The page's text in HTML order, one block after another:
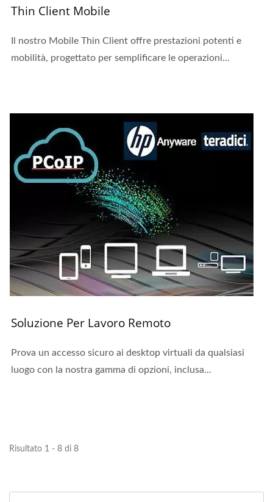
Thin Client Mobile
Il nostro Mobile Thin Client offre prestazioni potenti e
mobilità, progettato per semplificare le operazioni...
Soluzione Per Lavoro Remoto
Prova un accesso sicuro ai desktop virtuali da qualsiasi
luogo con la nostra gamma di opzioni, inclusa...
Risultato 1 - 8 di 8